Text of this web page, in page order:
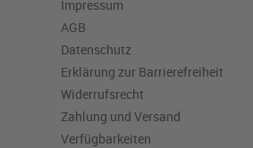
Impressum
AGB
Datenschutz
Erklärung zur Barrierefreiheit
Widerrufsrecht
Zahlung und Versand
Verfügbarkeiten